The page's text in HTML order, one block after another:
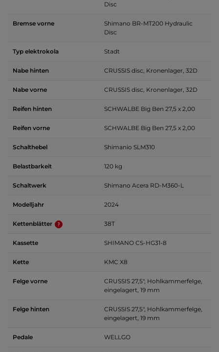
Disc
Bremse vorne
Shimano BR-MT200 Hydraulic
Disc
Typ elektrokola Stadt
Nabe hinten CRUSSIS disc, Kronenlager, 32D
Nabe vorne CRUSSIS disc, Kronenlager, 32D
Reifen hinten SCHWALBE Big Ben 27,5 x 2,00
Reifen vorne SCHWALBE Big Ben 27,5 x 2,00
Schalthebel Shimanio SLM310
Belastbarkeit 120 kg
Schaltwerk Shimano Acera RD-M360-L
Modelljahr 2024
Kettenblätter 38T
Kassette SHIMANO CS-HG31-8
Kette KMC X8
Felge vorne
CRUSSIS 27,5", Hohlkammerfelge,
eingelagert, 19 mm
Felge hinten
CRUSSIS 27,5", Hohlkammerfelge,
eingelagert, 19 mm
Pedale WELLGO